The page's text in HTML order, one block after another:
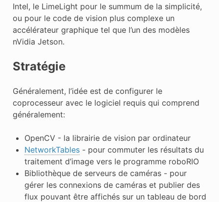
Intel, le LimeLight pour le summum de la simplicité,
ou pour le code de vision plus complexe un
accélérateur graphique tel que l’un des modèles
nVidia Jetson.
Stratégie
Généralement, l’idée est de configurer le
coprocesseur avec le logiciel requis qui comprend
généralement:
OpenCV - la librairie de vision par ordinateur
NetworkTables- pour commuter les résultats du
traitement d’image vers le programme roboRIO
Bibliothèque de serveurs de caméras - pour
gérer les connexions de caméras et publier des
flux pouvant être affichés sur un tableau de bord